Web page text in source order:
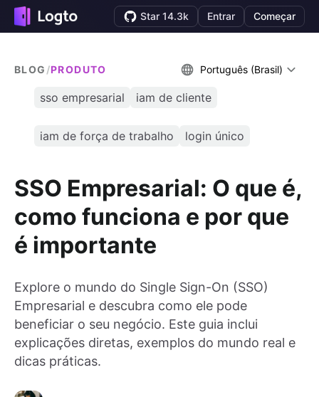
Star 14.3k Entrar Começar
BLOG /PRODUTO Português (Brasil)
sso empresarial iam de cliente
iam de força de trabalho login único
SSO Empresarial: O que é,
como funciona e por que
é importante
Explore o mundo do Single Sign-On (SSO)
Empresarial e descubra como ele pode
beneficiar o seu negócio. Este guia inclui
explicações diretas, exemplos do mundo real e
dicas práticas.